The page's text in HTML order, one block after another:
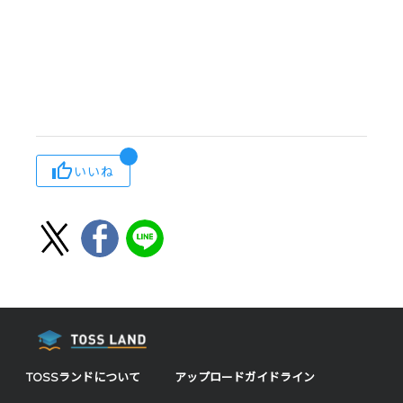
いいね
TOSSランドについて アップロードガイドライン